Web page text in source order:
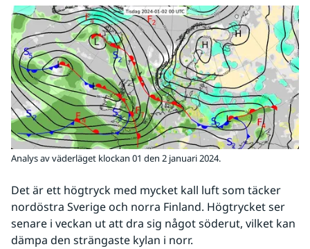
Analys av väderläget klockan 01 den 2 januari 2024.
Det är ett högtryck med mycket kall luft som täcker
nordöstra Sverige och norra Finland. Högtrycket ser
senare i veckan ut att dra sig något söderut, vilket kan
dämpa den strängaste kylan i norr.